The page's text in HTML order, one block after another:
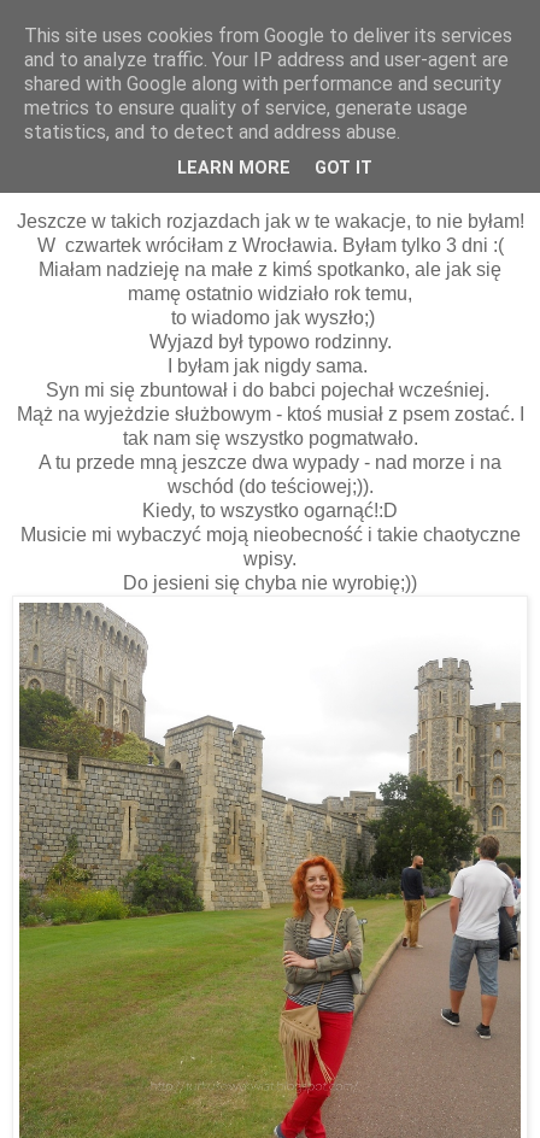
15 sierpnia 2015
Windsor w trampkach ;)
Jeszcze w takich rozjazdach jak w te wakacje, to nie byłam!
W czwartek wróciłam z Wrocławia. Byłam tylko 3 dni :(
Miałam nadzieję na małe z kimś spotkanko, ale jak się
mamę ostatnio widziało rok temu,
to wiadomo jak wyszło;)
Wyjazd był typowo rodzinny.
I byłam jak nigdy sama.
Syn mi się zbuntował i do babci pojechał wcześniej.
Mąż na wyjeżdzie służbowym - ktoś musiał z psem zostać. I
tak nam się wszystko pogmatwało.
A tu przede mną jeszcze dwa wypady - nad morze i na
wschód (do teściowej;)).
Kiedy, to wszystko ogarnąć!:D
Musicie mi wybaczyć moją nieobecność i takie chaotyczne
wpisy.
Do jesieni się chyba nie wyrobię;))
This site uses cookies from Google to deliver its services
and to analyze traffic. Your IP address and user-agent are
shared with Google along with performance and security
metrics to ensure quality of service, generate usage
statistics, and to detect and address abuse.
LEARN MORE GOT IT